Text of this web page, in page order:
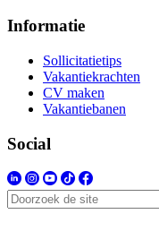
Informatie
Sollicitatietips
Vakantiekrachten
CV maken
Vakantiebanen
Social